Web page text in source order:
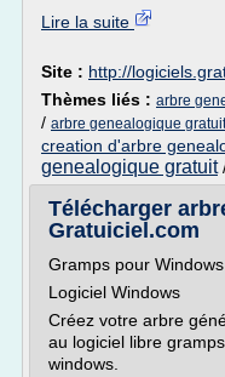
Lire la suite
Site : http://
Thèmes liés : arbre
/ arbre genealogique
creation d'arbre
genealogique gratuit
Télécharger
Gratuiciel.com
Gramps pour Windows
Logiciel Windows
Créez votre arbre
au logiciel libre
windows.